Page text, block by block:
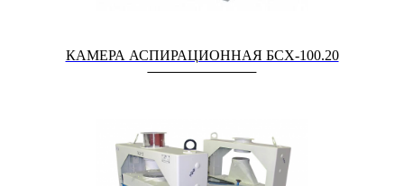
КАМЕРА АСПИРАЦИОННАЯ БСХ-100.20